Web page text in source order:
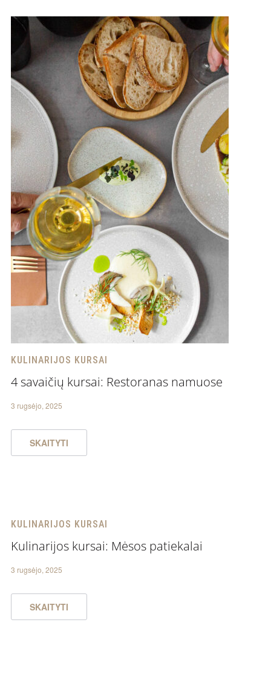
KULINARIJOS KURSAI
4 savaičių kursai: Restoranas namuose
3 rugsėjo, 2025
SKAITYTI
KULINARIJOS KURSAI
Kulinarijos kursai: Mėsos patiekalai
3 rugsėjo, 2025
SKAITYTI